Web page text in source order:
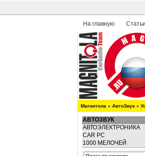
На главную Статьи
Магнитола » АвтоЗвук »
АВТОЗВУК
АВТОЭЛЕКТРОНИКА
CAR PC
1000 МЕЛОЧЕЙ